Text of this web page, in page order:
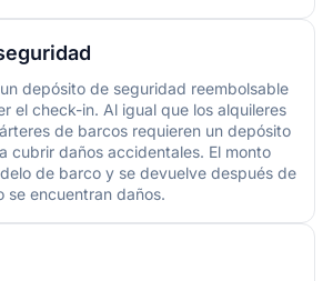
depósito de seguridad reembolsable
el check-in. Al igual que los alquileres
de barcos requieren un depósito
cubrir daños accidentales. El monto
de barco y se devuelve después de
se encuentran daños.